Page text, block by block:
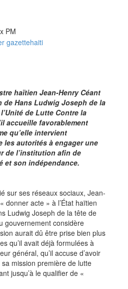
haïtien Jean-Henry Céant
de Hans Ludwig Joseph de la
de Lutte Contre la
accueille favorablement
qu’elle intervient
les autorités à engager une
de l’institution afin de
et son indépendance.
sur ses réseaux sociaux, Jean-
donner acte » à l’État haïtien
Ludwig Joseph de la tête de
gouvernement considère
aurait dû être prise bien plus
qu’il avait déjà formulées à
général, qu’il accuse d’avoir
mission première de lutte
jusqu’à le qualifier de «